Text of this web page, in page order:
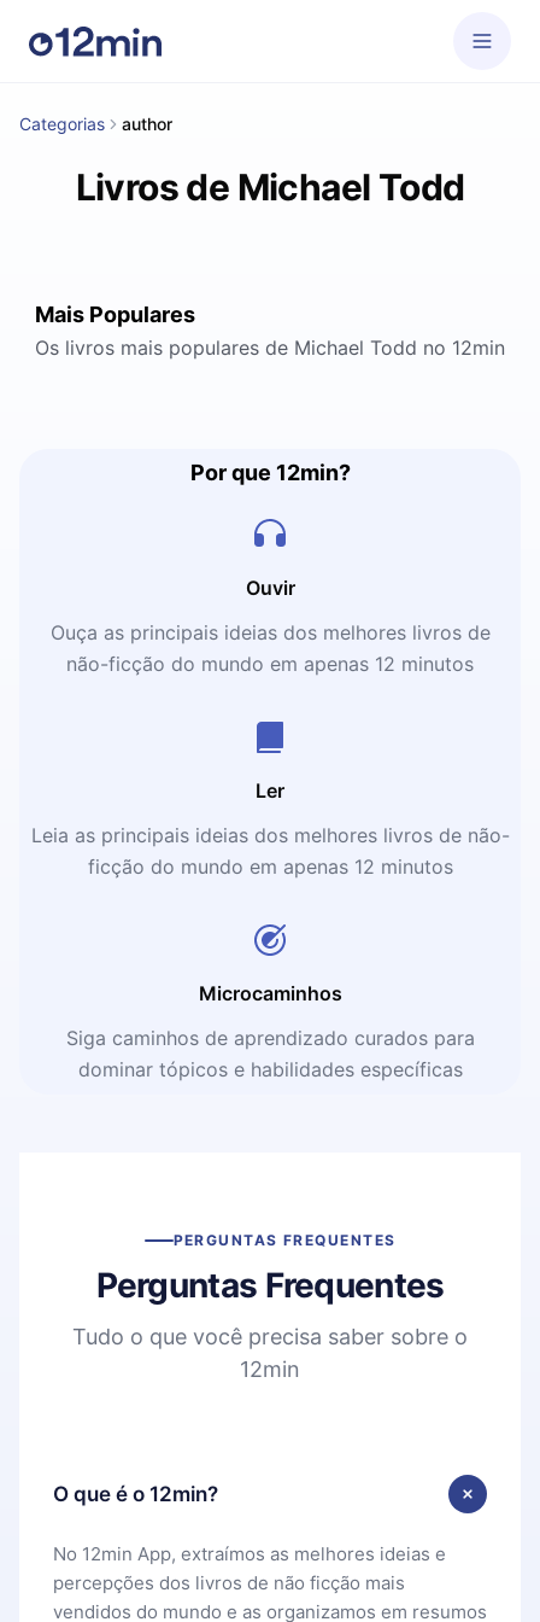
Categorias author
Livros de Michael Todd
Mais Populares
Os livros mais populares de Michael Todd no 12min
Por que 12min?
Ouvir
Ouça as principais ideias dos melhores livros de
não-ficção do mundo em apenas 12 minutos
Ler
Leia as principais ideias dos melhores livros de não-
ficção do mundo em apenas 12 minutos
Microcaminhos
Siga caminhos de aprendizado curados para
dominar tópicos e habilidades específicas
PERGUNTAS FREQUENTES
Perguntas Frequentes
Tudo o que você precisa saber sobre o
12min
O que é o 12min?
No 12min App, extraímos as melhores ideias e
percepções dos livros de não ficção mais
vendidos do mundo e as organizamos em resumos